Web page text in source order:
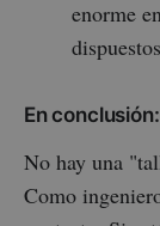
enorme
En
No hay una
Como